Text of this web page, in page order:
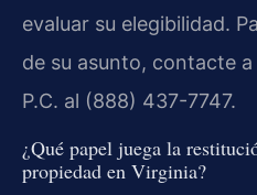
evaluar su elegibilidad.
de su asunto, contacte
P.C. al (888) 437-7747.
¿Qué papel juega la
propiedad en Virginia?